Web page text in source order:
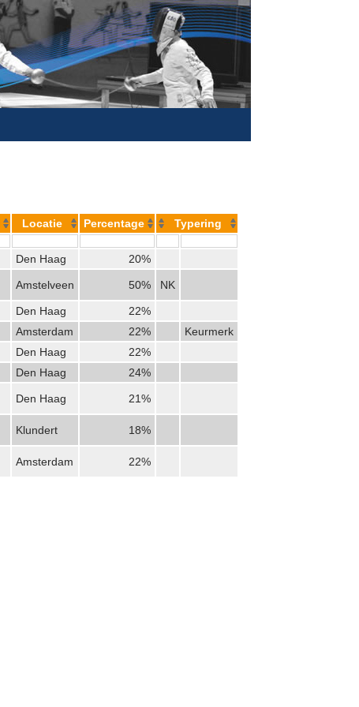
Locatie Percentage Typering
Den Haag 20%
Amstelveen 50% NK
Den Haag
22%
Amsterdam 22%
Keurmerk
Den Haag
22%
Den Haag 24%
Den Haag 21%
Klundert 18%
Amsterdam 22%